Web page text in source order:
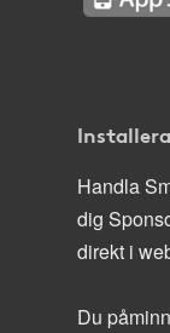
Handla
dig
direkt i
Du